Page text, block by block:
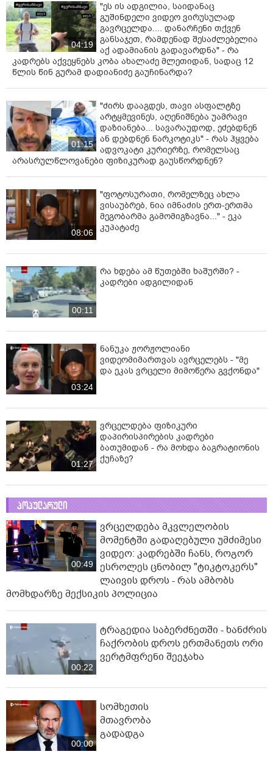
04:19
"ეს ის ადგილია, საიდანაც
გუშინდელი ვიდეო ვირუსულად
გავრცელდა.... დანარჩენი თქვენ
განსაჯეთ, რამდენად შესაძლებელია
აქ ადამიანის გადავარდნა" - რა
კადრებს აქვეყნებს კობა ახალაძე მლეთიდან, სადაც 12
წლის წინ გურამ დადიანიძე გაუჩინარდა?
01:15
"ძირს დააგდეს, თავი ასფალტზე
არტყმევინეს, აღენიშნება უამრავი
დაზიანება... სავარაუდოდ, ეძებდნენ
ან დებდნენ ნარკოტიკს" - რას ჰყვება
ადვოკატი კურიერზე, რომელსაც
არასრულწლოვანები ფიზიკურად გაუსწორდნენ?
08:06
"ფოტოსურათი, რომელზეც ახლა
ვისაუბრებ, ნია იმნაძის ერთ-ერთმა
მეგობარმა გამომიგზავნა..." - ეკა
კუპატაძე
00:11
რა ხდება ამ წუთებში ხაშურში? -
კადრები ადგილიდან
03:24
ნანუკა ჟორჟოლიანი
ვიდეომიმართვას ავრცელებს - "მე
და ეკას ვრცელი მიმოწერა გვქონდა"
01:27
ვრცელდება ფიზიკური
დაპირისპირების კადრები
ბათუმიდან - რა მოხდა ბაგრატიონის
ქუჩაზე?
პოპულარული
00:49
ვრცელდება მკვლელობის
მომენტში გადაღებული უმძიმესი
ვიდეო: კადრებში ჩანს, როგორ
ესროლეს ცნობილ "ტიკტოკერს"
ლაივის დროს - რას ამბობს
მომხდარზე მექსიკის პოლიცია
00:22
ტრაგედია საბერძნეთში - ხანძრის
ჩაქრობის დროს ერთმანეთს ორი
ვერტმფრენი შეეჯახა
00:00
სომხეთის
მთავრობა
გადადგა